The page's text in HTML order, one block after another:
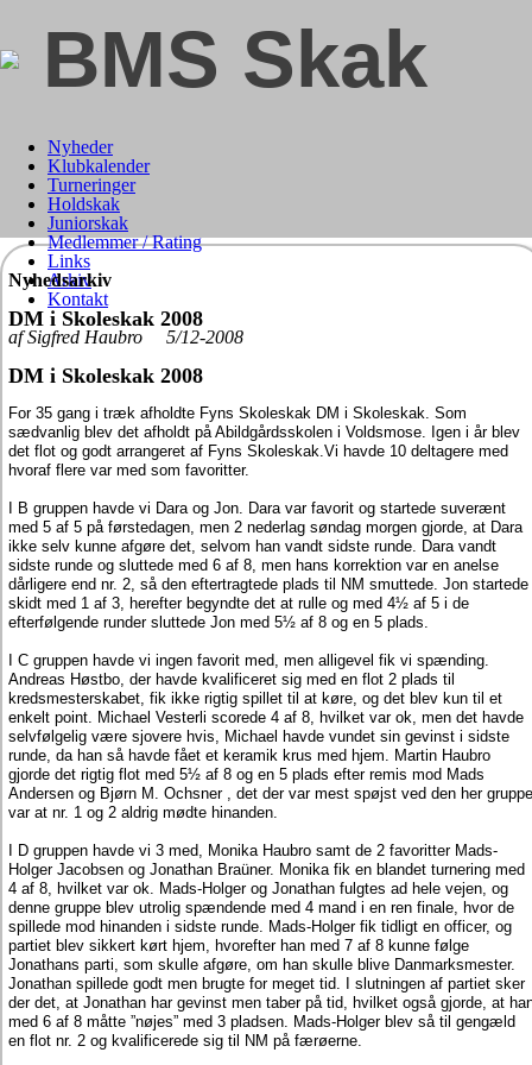
BMS Skak
Nyheder
Klubkalender
Turneringer
Holdskak
Juniorskak
Medlemmer / Rating
Links
Arkiv
Kontakt
Nyhedsarkiv
DM i Skoleskak 2008
af Sigfred Haubro 5/12-2008
DM i Skoleskak 2008
For 35 gang i træk afholdte Fyns Skoleskak DM i Skoleskak. Som
sædvanlig blev det afholdt på Abildgårdsskolen i Voldsmose. Igen i år blev
det flot og godt arrangeret af Fyns Skoleskak.Vi havde 10 deltagere med
hvoraf flere var med som favoritter.
I B gruppen havde vi Dara og Jon. Dara var favorit og startede suverænt
med 5 af 5 på førstedagen, men 2 nederlag søndag morgen gjorde, at Dara
ikke selv kunne afgøre det, selvom han vandt sidste runde. Dara vandt
sidste runde og sluttede med 6 af 8, men hans korrektion var en anelse
dårligere end nr. 2, så den eftertragtede plads til NM smuttede. Jon startede
skidt med 1 af 3, herefter begyndte det at rulle og med 4½ af 5 i de
efterfølgende runder sluttede Jon med 5½ af 8 og en 5 plads.
I C gruppen havde vi ingen favorit med, men alligevel fik vi spænding.
Andreas Høstbo, der havde kvalificeret sig med en flot 2 plads til
kredsmesterskabet, fik ikke rigtig spillet til at køre, og det blev kun til et
enkelt point. Michael Vesterli scorede 4 af 8, hvilket var ok, men det havde
selvfølgelig være sjovere hvis, Michael havde vundet sin gevinst i sidste
runde, da han så havde fået et keramik krus med hjem. Martin Haubro
gjorde det rigtig flot med 5½ af 8 og en 5 plads efter remis mod Mads
Andersen og Bjørn M. Ochsner , det der var mest spøjst ved den her gruppe
var at nr. 1 og 2 aldrig mødte hinanden.
I D gruppen havde vi 3 med, Monika Haubro samt de 2 favoritter Mads-
Holger Jacobsen og Jonathan Braüner. Monika fik en blandet turnering med
4 af 8, hvilket var ok. Mads-Holger og Jonathan fulgtes ad hele vejen, og
denne gruppe blev utrolig spændende med 4 mand i en ren finale, hvor de
spillede mod hinanden i sidste runde. Mads-Holger fik tidligt en officer, og
partiet blev sikkert kørt hjem, hvorefter han med 7 af 8 kunne følge
Jonathans parti, som skulle afgøre, om han skulle blive Danmarksmester.
Jonathan spillede godt men brugte for meget tid. I slutningen af partiet sker
der det, at Jonathan har gevinst men taber på tid, hvilket også gjorde, at
med 6 af 8 måtte ”nøjes” med 3 pladsen. Mads-Holger blev så til gengæld
en flot nr. 2 og kvalificerede sig til NM på færøerne.